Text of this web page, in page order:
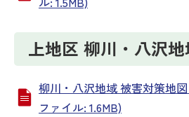
上地区 柳川・八沢
柳川・八沢地域 被害対策地
ファイル: 1.6MB)